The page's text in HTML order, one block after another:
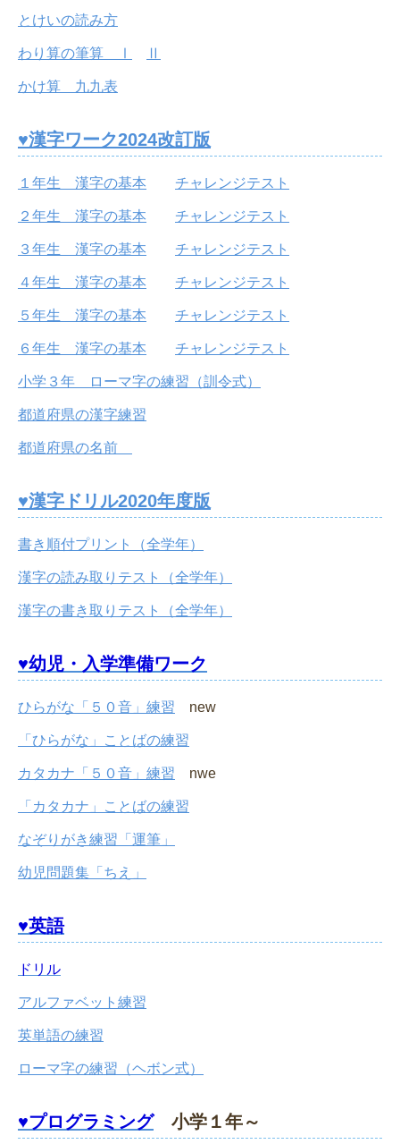
とけいの読み方
わり算の筆算 Ⅰ Ⅱ
かけ算 九九表
♥漢字ワーク2024改訂版
１年生 漢字の基本 チャレンジテスト
２年生 漢字の基本 チャレンジテスト
３年生 漢字の基本 チャレンジテスト
４年生 漢字の基本 チャレンジテスト
５年生 漢字の基本 チャレンジテスト
６年生 漢字の基本 チャレンジテスト
小学３年 ローマ字の練習（訓令式）
都道府県の漢字練習
都道府県の名前
♥漢字ドリル2020年度版
書き順付プリント（全学年）
漢字の読み取りテスト（全学年）
漢字の書き取りテスト（全学年）
♥幼児・入学準備ワーク
ひらがな「５０音」練習 new
「ひらがな」ことばの練習
カタカナ「５０音」練習 nwe
「カタカナ」ことばの練習
なぞりがき練習「運筆」
幼児問題集「ちえ」
♥英語
ドリル
アルファベット練習
英単語の練習
ローマ字の練習（ヘボン式）
♥プログラミング小学１年～